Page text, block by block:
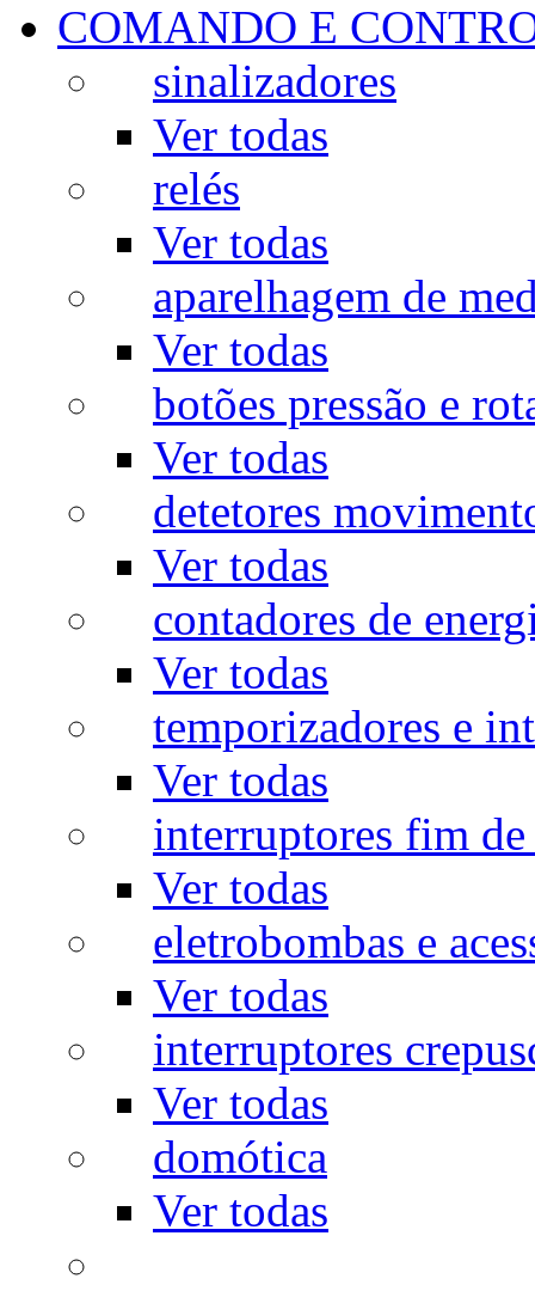
COMANDO E
sinalizadores
Ver todas
relés
Ver todas
aparelhagem de
Ver todas
botões pressão e
Ver todas
detetores
Ver todas
contadores de
Ver todas
temporizadores e
Ver todas
interruptores fim de
Ver todas
eletrobombas e
Ver todas
interruptores
Ver todas
domótica
Ver todas